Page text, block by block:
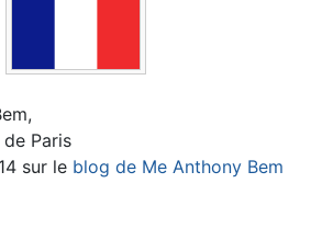
Paris
sur le blog de Me Anthony Bem